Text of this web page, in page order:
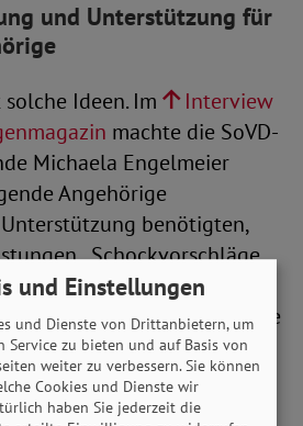
und Unterstützung für
Ideen. Im
Interview
machte die SoVD-
Michaela Engelmeier
Angehörige
benötigten,
„Schockvorschläge
Millionen
ihre Angehörigen“, betonte
wies Michaela
und Einstellungen
und Dienste von Drittanbietern, um
Service zu bieten und auf Basis von
weiter zu verbessern. Sie können
Cookies und Dienste wir
haben Sie jederzeit die